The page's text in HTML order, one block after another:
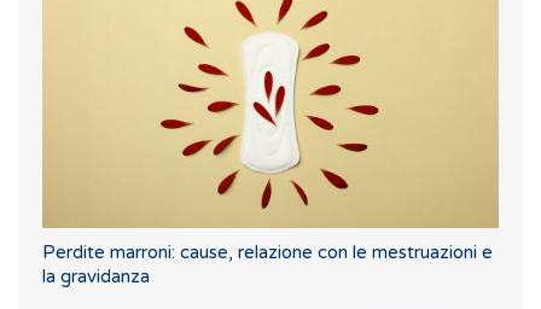
Perdite marroni: cause, relazione con le mestruazioni e
la gravidanza